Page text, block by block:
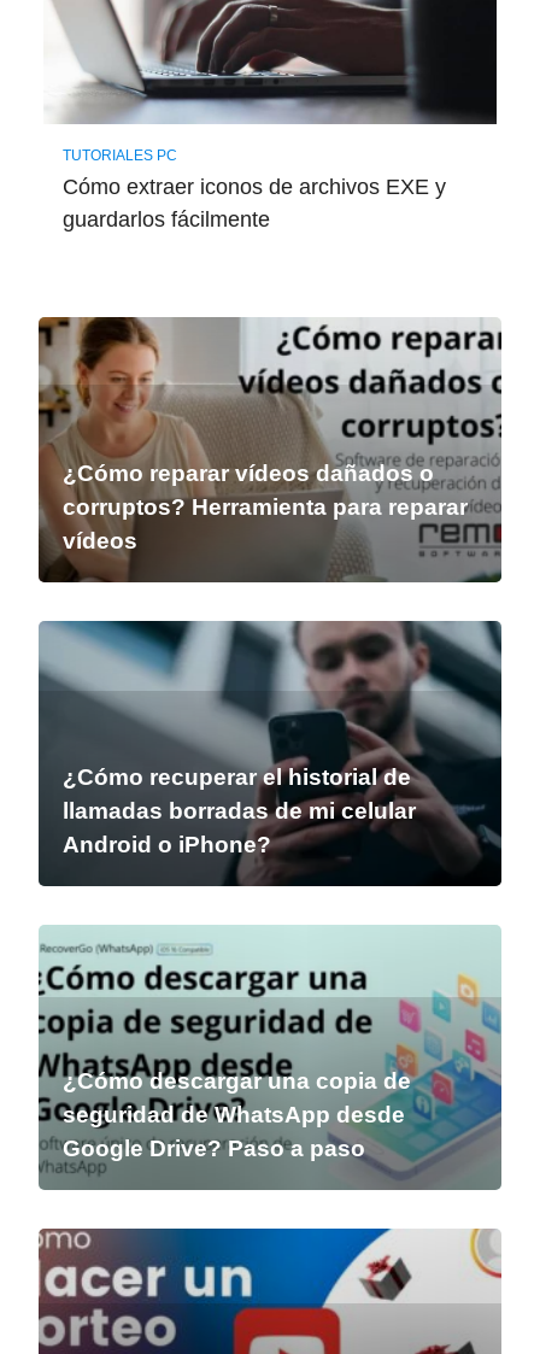
TUTORIALES PC
Cómo extraer iconos de archivos EXE y
guardarlos fácilmente
¿Cómo reparar vídeos dañados o
corruptos? Herramienta para reparar
vídeos
¿Cómo recuperar el historial de
llamadas borradas de mi celular
Android o iPhone?
¿Cómo descargar una copia de
seguridad de WhatsApp desde
Google Drive? Paso a paso